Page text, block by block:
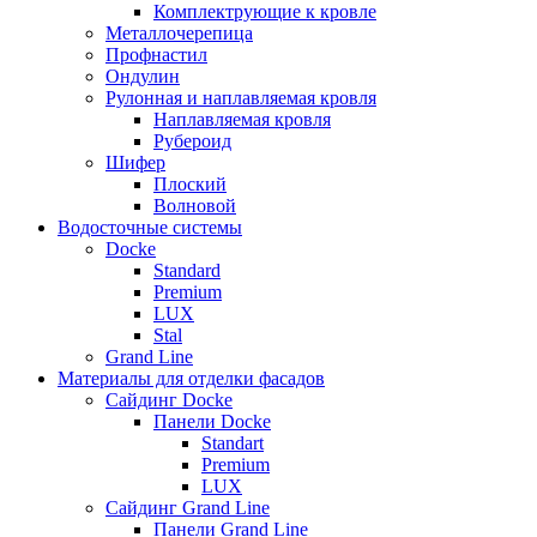
Комплектрующие к кровле
Металлочерепица
Профнастил
Ондулин
Рулонная и наплавляемая кровля
Наплавляемая кровля
Рубероид
Шифер
Плоский
Волновой
Водосточные системы
Docke
Standard
Premium
LUX
Stal
Grand Line
Материалы для отделки фасадов
Сайдинг Docke
Панели Docke
Standart
Premium
LUX
Сайдинг Grand Line
Панели Grand Line